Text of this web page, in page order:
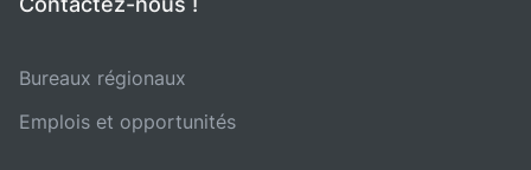
Bureaux régionaux
Emplois et opportunités